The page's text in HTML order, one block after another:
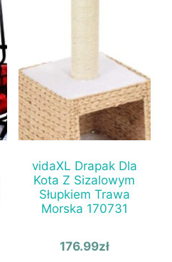
vidaXL Drapak Dla
Kota Z Sizalowym
Słupkiem Trawa
Morska 170731
176.99zł